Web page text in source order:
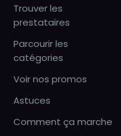
Trouver les
prestataires
Parcourir les
catégories
Voir nos promos
Astuces
Comment ça marche